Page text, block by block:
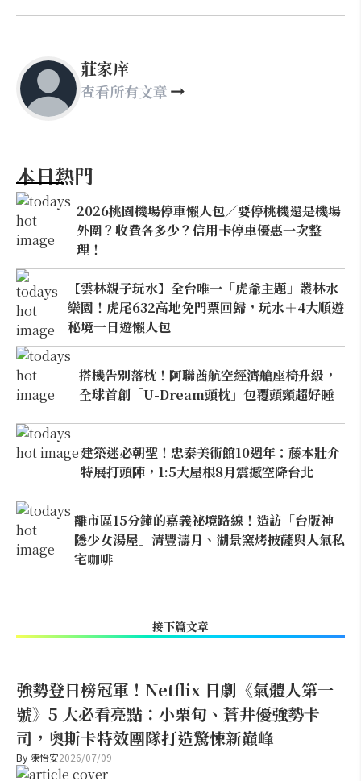
莊家庠
查看所有文章
本日熱門
2026桃園機場停車懶人包／要停桃機還是機場
外圍？收費各多少？信用卡停車優惠一次整
理！
【雲林親子玩水】全台唯一「虎爺主題」叢林水
樂園！虎尾632高地免門票回歸，玩水＋4大順遊
秘境一日遊懶人包
搭機告別落枕！阿聯酋航空經濟艙座椅升級，
全球首創「U-Dream頭枕」包覆頭頸超好睡
建築迷必朝聖！忠泰美術館10週年：藤本壯介
特展打頭陣，1:5大屋根8月震撼空降台北
離市區15分鐘的嘉義祕境路線！造訪「台版神
隱少女湯屋」清豐濤月、湖景窯烤披薩與人氣私
宅咖啡
接下篇文章
強勢登日榜冠軍！Netflix 日劇《氣體人第一
號》5 大必看亮點：小栗旬、蒼井優強勢卡
司，奧斯卡特效團隊打造驚悚新巔峰
By 陳怡安2026/07/09